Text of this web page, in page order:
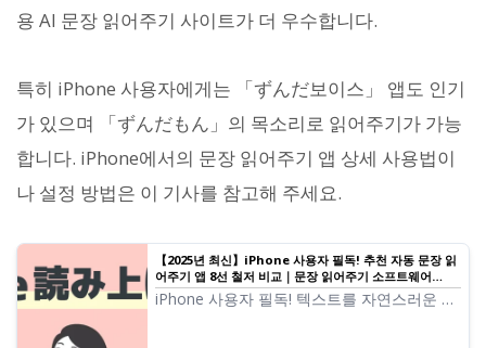
용 AI 문장 읽어주기 사이트가 더 우수합니다.
특히 iPhone 사용자에게는 「ずんだ보이스」 앱도 인기
가 있으며 「ずんだもん」의 목소리로 읽어주기가 가능
합니다. iPhone에서의 문장 읽어주기 앱 상세 사용법이
나 설정 방법은 이 기사를 참고해 주세요.
【2025년 최신】iPhone 사용자 필독! 추천 자동 문장 읽
어주기 앱 8선 철저 비교｜문장 읽어주기 소프트웨어
Ondoku
iPhone 사용자 필독! 텍스트를 자연스러운 음